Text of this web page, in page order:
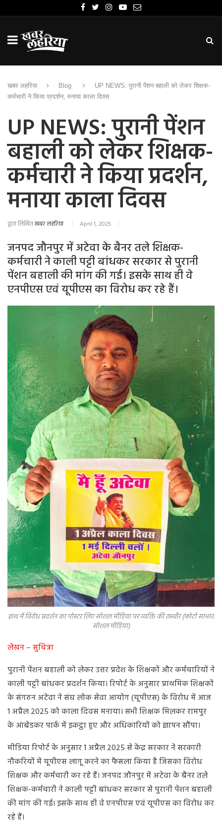
खबर लहरिया Blog
UP NEWS: पुरानी पेंशन बहाली को लेकर शिक्षक-
कर्मचारी ने किया प्रदर्शन, मनाया काला दिवस
UP NEWS: पुरानी पेंशन
बहाली को लेकर शिक्षक-
कर्मचारी ने किया प्रदर्शन,
मनाया काला दिवस
द्वारा लिखितखबर लहरिया April 1, 2025
जनपद जौनपुर में अटेवा के बैनर तले शिक्षक-
कर्मचारी ने काली पट्टी बांधकर सरकार से पुरानी
पेंशन बहाली की मांग की गई। इसके साथ ही वे
एनपीएस एवं यूपीएस का विरोध कर रहे हैं।
हाथ में विरोध प्रदर्शन का पोस्टर लिए सोशल मीडिया पर व्यक्ति की तस्वीर (फोटो साभार:
सोशल मीडिया)
लेखन – सुचित्रा
पुरानी पेंशन बहाली को लेकर उत्तर प्रदेश के शिक्षकों और कर्मचारियों ने
काली पट्टी बांधकर प्रदर्शन किया। रिपोर्ट के अनुसार प्राथमिक शिक्षकों
के संगठन अटेवा ने संघ लोक सेवा आयोग (यूपीएस) के विरोध में आज
1 अप्रैल 2025 को काला दिवस मनाया। सभी शिक्षक मिलकर रामपुर
के आंबेडकर पार्क में इकट्ठा हुए और अधिकारियों को ज्ञापन सौंपा।
मीडिया रिपोर्ट के अनुसार 1 अप्रैल 2025 से केंद्र सरकार ने सरकारी
नौकरियों में यूपीएस लागू करने का फैसला किया है जिसका विरोध
शिक्षक और कर्मचारी कर रहे हैं। जनपद जौनपुर में अटेवा के बैनर तले
शिक्षक-कर्मचारी ने काली पट्टी बांधकर सरकार से पुरानी पेंशन बहाली
की मांग की गई। इसके साथ ही वे एनपीएस एवं यूपीएस का विरोध कर
रहे हैं।